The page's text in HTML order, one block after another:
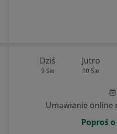
Dziś
9 Sie
Jutro
10 Sie
Umawianie online
Poproś